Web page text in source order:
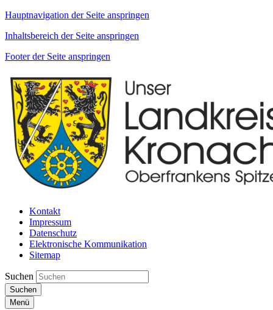
Hauptnavigation der Seite anspringen
Inhaltsbereich der Seite anspringen
Footer der Seite anspringen
Kontakt
Impressum
Datenschutz
Elektronische Kommunikation
Sitemap
Suchen
Suchen
Menü